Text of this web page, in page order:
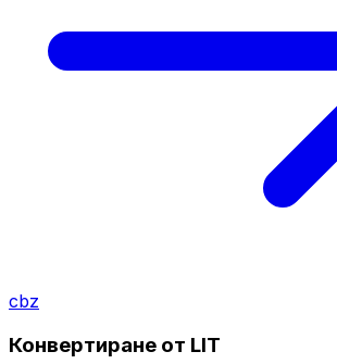
cbz
Конвертиране от LIT